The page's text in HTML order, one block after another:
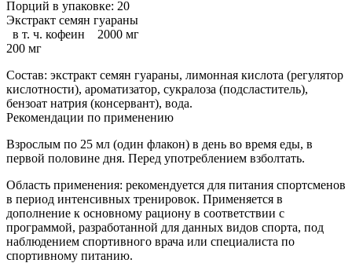
Порций в упаковке: 20
Экстракт семян гуараны
в т. ч. кофеин 2000 мг
200 мг
Состав: экстракт семян гуараны, лимонная кислота (регулятор
кислотности), ароматизатор, сукралоза (подсластитель),
бензоат натрия (консервант), вода.
Рекомендации по применению
Взрослым по 25 мл (один флакон) в день во время еды, в
первой половине дня. Перед употреблением взболтать.
Область применения: рекомендуется для питания спортсменов
в период интенсивных тренировок. Применяется в
дополнение к основному рациону в соответствии с
программой, разработанной для данных видов спорта, под
наблюдением спортивного врача или специалиста по
спортивному питанию.